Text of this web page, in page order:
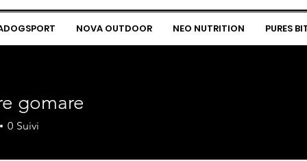
NOVA OUTDOOR NEO NUTRITION PURES
gomare
0 Suivi